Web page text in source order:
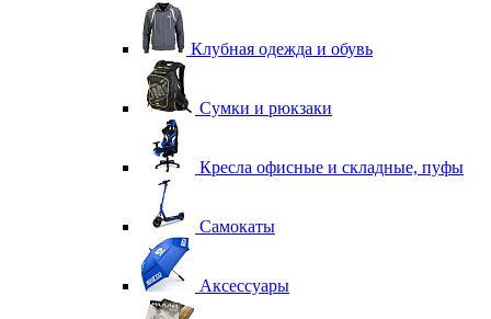
Клубная одежда и обувь
Сумки и рюкзаки
Кресла офисные и складные, пуфы
Самокаты
Аксессуары